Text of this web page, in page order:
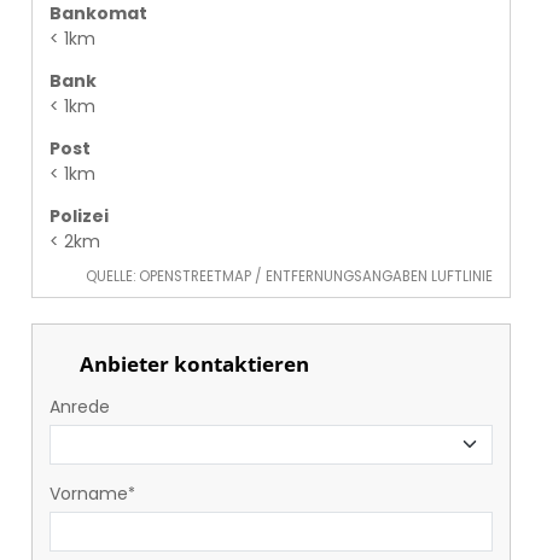
Bankomat
< 1km
Bank
< 1km
Post
< 1km
Polizei
< 2km
QUELLE: OPENSTREETMAP / ENTFERNUNGSANGABEN LUFTLINIE
Anbieter kontaktieren
Anrede
Vorname